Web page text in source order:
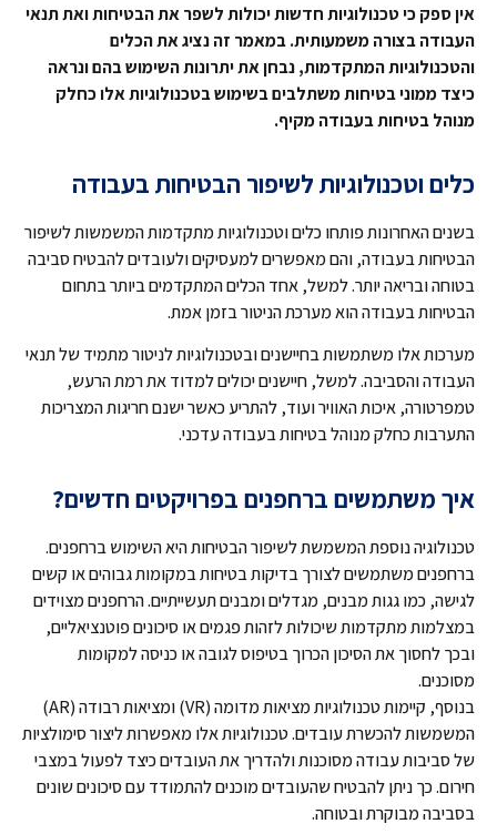
אין ספק כי טכנולוגיות חדשות יכולות לשפר את הבטיחות ואת תנאי
העבודה בצורה משמעותית. במאמר זה נציג את הכלים
והטכנולוגיות המתקדמות, נבחן את יתרונות השימוש בהם ונראה
כיצד ממוני בטיחות משתלבים בשימוש בטכנולוגיות אלו כחלק
מנוהל בטיחות בעבודה מקיף.
כלים וטכנולוגיות לשיפור הבטיחות בעבודה
בשנים האחרונות פותחו כלים וטכנולוגיות מתקדמות המשמשות לשיפור
הבטיחות בעבודה, והם מאפשרים למעסיקים ולעובדים להבטיח סביבה
בטוחה ובריאה יותר. למשל, אחד הכלים המתקדמים ביותר בתחום
הבטיחות בעבודה הוא מערכת הניטור בזמן אמת.
מערכות אלו משתמשות בחיישנים ובטכנולוגיות לניטור מתמיד של תנאי
העבודה והסביבה. למשל, חיישנים יכולים למדוד את רמת הרעש,
טמפרטורה, איכות האוויר ועוד, להתריע כאשר ישנם חריגות המצריכות
התערבות כחלק מנוהל בטיחות בעבודה עדכני.
איך משתמשים ברחפנים בפרויקטים חדשים?
טכנולוגיה נוספת המשמשת לשיפור הבטיחות היא השימוש ברחפנים.
ברחפנים משתמשים לצורך בדיקות בטיחות במקומות גבוהים או קשים
לגישה, כמו גגות מבנים, מגדלים ומבנים תעשייתיים. הרחפנים מצוידים
במצלמות מתקדמות שיכולות לזהות פגמים או סיכונים פוטנציאליים,
ובכך לחסוך את הסיכון הכרוך בטיפוס לגובה או כניסה למקומות
מסוכנים.
בנוסף, קיימות טכנולוגיות מציאות מדומה (VR) ומציאות רבודה (AR)
המשמשות להכשרת עובדים. טכנולוגיות אלו מאפשרות ליצור סימולציות
של סביבות עבודה מסוכנות ולהדריך את העובדים כיצד לפעול במצבי
חירום. כך ניתן להבטיח שהעובדים מוכנים להתמודד עם סיכונים שונים
בסביבה מבוקרת ובטוחה.